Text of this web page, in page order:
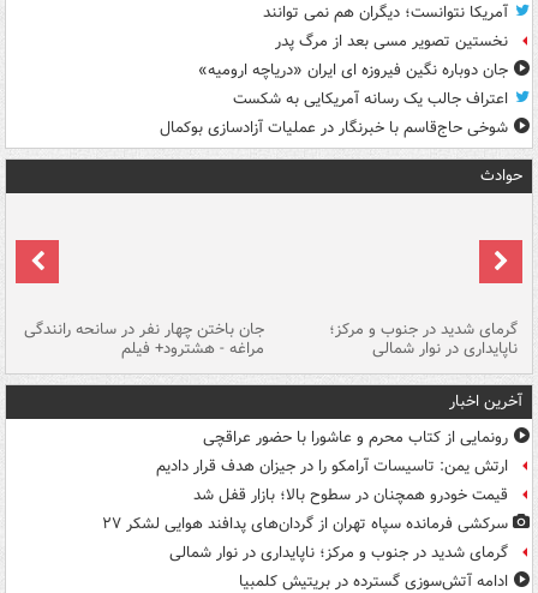
آمریکا نتوانست؛ دیگران هم نمی توانند
نخستین تصویر مسی بعد از مرگ پدر
جان دوباره نگین فیروزه ای ایران «دریاچه ارومیه»
اعتراف جالب یک رسانه آمریکایی به شکست
شوخی حاج‌قاسم با خبرنگار در عملیات آزادسازی بوکمال
حوادث
گرمای شدید در جنوب و مرکز؛
ناپایداری در نوار شمالی
جان باختن چهار نفر در سانحه رانندگی
مراغه - هشترود+ فیلم
آخرین اخبار
رونمایی از کتاب محرم و عاشورا با حضور عراقچی
ارتش یمن: تاسیسات آرامکو را در جیزان هدف قرار دادیم
قیمت خودرو همچنان در سطوح بالا؛ بازار قفل شد
سرکشی فرمانده سپاه تهران از گردان‌های پدافند هوایی لشکر ۲۷
گرمای شدید در جنوب و مرکز؛ ناپایداری در نوار شمالی
ادامه آتش‌سوزی گسترده در بریتیش کلمبیا